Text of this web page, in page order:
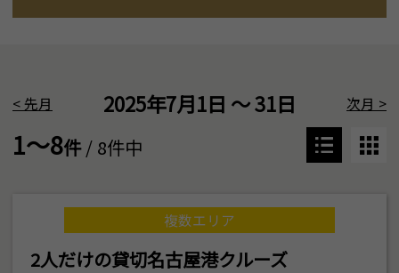
< 先月 2025年7月1日 ～ 31日 次月 >
1～8件/ 8件中
複数エリア
2人だけの貸切名古屋港クルーズ